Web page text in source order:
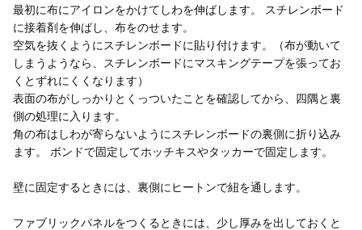
最初に布にアイロンをかけてしわを伸ばします。 スチレンボード
に接着剤を伸ばし、布をのせます。
空気を抜くようにスチレンボードに貼り付けます。（布が動いて
しまうようなら、スチレンボードにマスキングテープを張ってお
くとずれにくくなります）
表面の布がしっかりとくっついたことを確認してから、四隅と裏
側の処理に入ります。
角の布はしわが寄らないようにスチレンボードの裏側に折り込み
ます。 ボンドで固定してホッチキスやタッカーで固定します。
壁に固定するときには、裏側にヒートンで紐を通します。
ファブリックパネルをつくるときには、少し厚みを出しておくと